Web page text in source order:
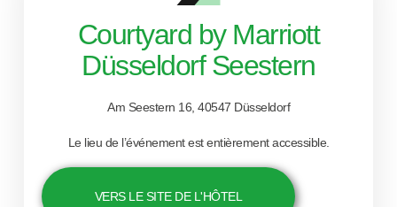
Courtyard by Marriott
Düsseldorf Seestern
Am Seestern 16, 40547 Düsseldorf
Le lieu de l’événement est entièrement accessible.
VERS LE SITE DE L'HÔTEL